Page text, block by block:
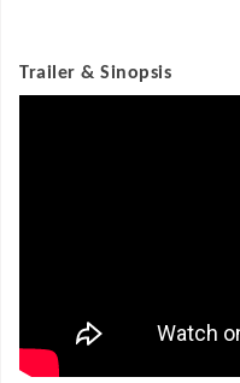
Trailer & Sinopsis